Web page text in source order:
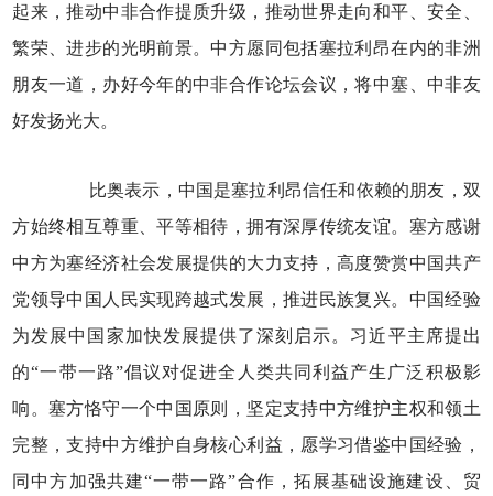
起来，推动中非合作提质升级，推动世界走向和平、安全、
繁荣、进步的光明前景。中方愿同包括塞拉利昂在内的非洲
朋友一道，办好今年的中非合作论坛会议，将中塞、中非友
好发扬光大。
比奥表示，中国是塞拉利昂信任和依赖的朋友，双
方始终相互尊重、平等相待，拥有深厚传统友谊。塞方感谢
中方为塞经济社会发展提供的大力支持，高度赞赏中国共产
党领导中国人民实现跨越式发展，推进民族复兴。中国经验
为发展中国家加快发展提供了深刻启示。习近平主席提出
的“一带一路”倡议对促进全人类共同利益产生广泛积极影
响。塞方恪守一个中国原则，坚定支持中方维护主权和领土
完整，支持中方维护自身核心利益，愿学习借鉴中国经验，
同中方加强共建“一带一路”合作，拓展基础设施建设、贸